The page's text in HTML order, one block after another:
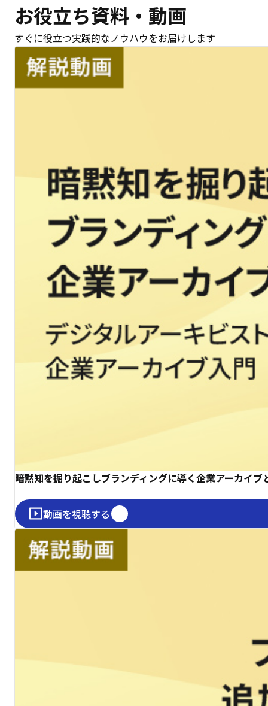
お役立ち資料・動画
すぐに役立つ実践的なノウハウをお届けします
暗黙知を掘り起こしブランディングに導く企業アーカイブ
動画を視聴する